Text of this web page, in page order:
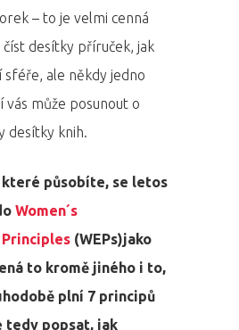
– to je velmi cenná
desítky příruček, jak
ale někdy jedno
vás může posunout o
desítky knih.
které působíte, se letos
Women´s
(WEPs)jako
to kromě jiného i to,
plní 7 principů
tedy popsat, jak